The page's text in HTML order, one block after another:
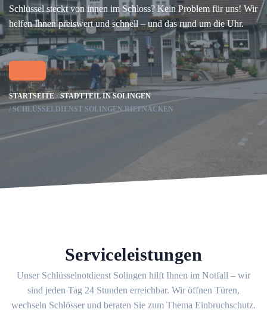
Schlüssel steckt von innen im Schloss? Kein Problem für uns! Wir
helfen Ihnen preiswert und schnell – und das rund um die Uhr.
STARTSEITE
STADTTEIL IN SOLINGEN
SCHLÜSSELDIENST SOLINGEN RIEFNACKEN
Serviceleistungen
Unser Schlüsselnotdienst Solingen hilft Ihnen im Notfall – wir
sind jeden Tag 24 Stunden erreichbar. Wir öffnen Türen,
wechseln Schlösser und beraten Sie zum Thema Einbruchschutz.